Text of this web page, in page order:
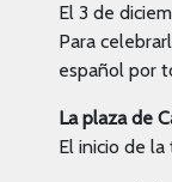
El 3 de
Para
español por
La plaza de
El inicio de